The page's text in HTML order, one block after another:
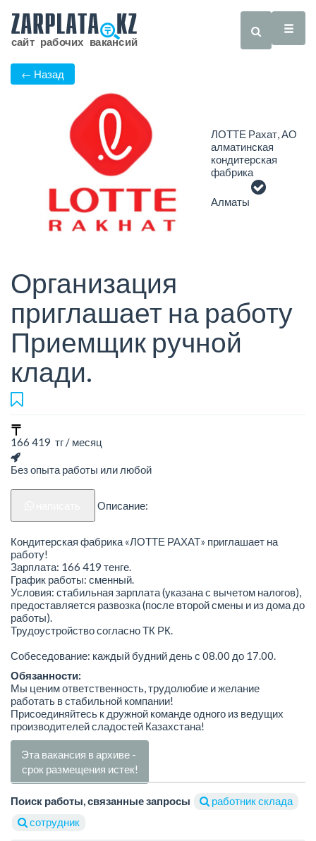
← Назад
ЛОТТЕ Рахат, АО
алматинская
кондитерская
фабрика
Алматы
Организация
приглашает на работу
Приемщик ручной
клади.
166 419 тг / месяц
Без опыта работы или любой
Описание:
Кондитерская фабрика «ЛОТТЕ РАХАТ» приглашает на
работу!
Зарплата: 166 419 тенге.
График работы: сменный.
Условия: стабильная зарплата (указана с вычетом налогов),
предоставляется развозка (после второй смены и из дома до
работы).
Трудоустройство согласно ТК РК.
Собеседование: каждый будний день с 08.00 до 17.00.
Обязанности:
Мы ценим ответственность, трудолюбие и желание
работать в стабильной компании!
Присоединяйтесь к дружной команде одного из ведущих
производителей сладостей Казахстана!
Эта вакансия в архиве -
срок размещения истек!
Поиск работы, связанные запросы
работник склада
сотрудник